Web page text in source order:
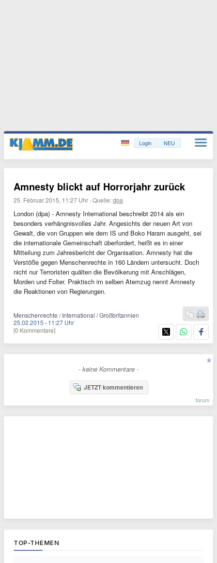
Login NEU
Amnesty blickt auf Horrorjahr zurück
25. Februar 2015, 11:27 Uhr ·Quelle:dpa
London (dpa) - Amnesty International beschreibt 2014 als ein
besonders verhängnisvolles Jahr. Angesichts der neuen Art von
Gewalt, die von Gruppen wie dem IS und Boko Haram ausgeht, sei
die internationale Gemeinschaft überfordert, heißt es in einer
Mitteilung zum Jahresbericht der Organisation. Amnesty hat die
Verstöße gegen Menschenrechte in 160 Ländern untersucht. Doch
nicht nur Terroristen quälten die Bevölkerung mit Anschlägen,
Morden und Folter. Praktisch im selben Atemzug nennt Amnesty
die Reaktionen von Regierungen.
Menschenrechte / International / Großbritannien
25.02.2015 · 11:27 Uhr
[0 Kommentare]
- keine Kommentare -
JETZT kommentieren
forum
TOP-THEMEN